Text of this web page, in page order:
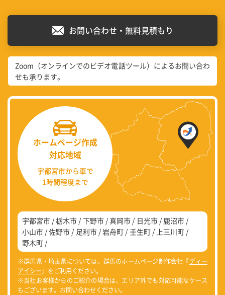
お問い合わせ・無料見積もり
Zoom（オンラインでのビデオ電話ツール）によるお問い合わ
せも承ります。
ホームページ作成
対応地域
宇都宮市から車で
1時間程度まで
宇都宮市 栃木市 下野市 真岡市 日光市
鹿沼市
小山市 佐野市 足利市 岩舟町 壬生町
上三川町
野木町
※群馬県・埼玉県については、群馬のホームページ制作会社『ディー
アイシー』をご利用ください。
※当社お客様からのご紹介の場合は、エリア外でも対応可能なケース
もございます。お問い合わせください。